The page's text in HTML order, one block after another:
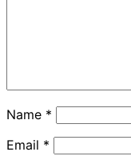
Name *
Email *